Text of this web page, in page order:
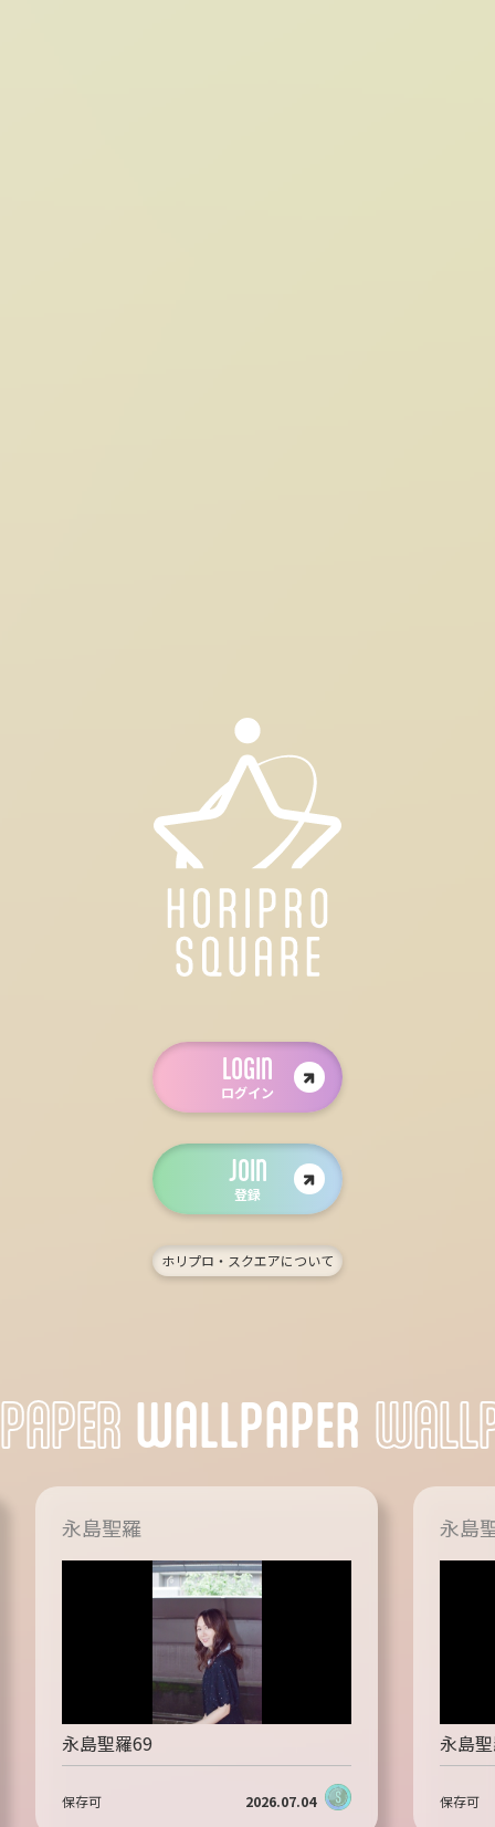
LOGIN
ログイン
JOIN
登録
ホリプロ・スクエアについて
WALLPAPER
永島聖羅
永島聖羅69
保存可 2026.07.04
永島
永島
保存可